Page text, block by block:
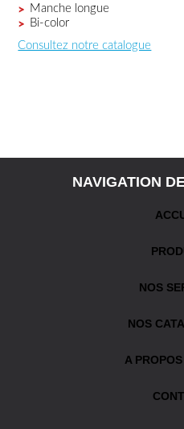
Manche longue
Bi-color
Consultez notre catalogue
NAVIGATION
NOS
NOS
A